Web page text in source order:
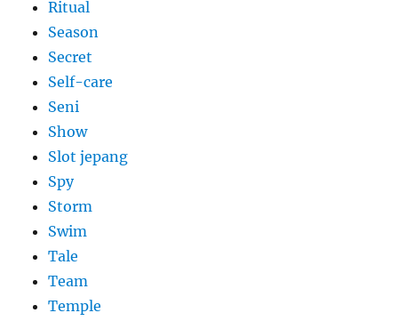
Ritual
Season
Secret
Self-care
Seni
Show
Slot jepang
Spy
Storm
Swim
Tale
Team
Temple